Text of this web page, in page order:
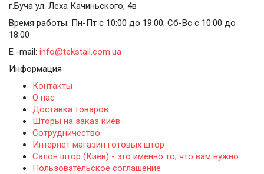
г.Буча ул. Леха Качиньского, 4в
Время работы: Пн-Пт с 10:00 до 19:00; Сб-Вс с 10:00 до
18:00
E -mail: info@tekstail.com.ua
Информация
Контакты
О нас
Доставка товаров
Шторы на заказ киев
Сотрудничество
Интернет магазин готовых штор
Салон штор (Киев) - это именно то, что вам нужно
Пользовательское соглашение